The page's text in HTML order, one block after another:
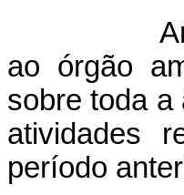
ao órgão
sobre toda a
atividades
período